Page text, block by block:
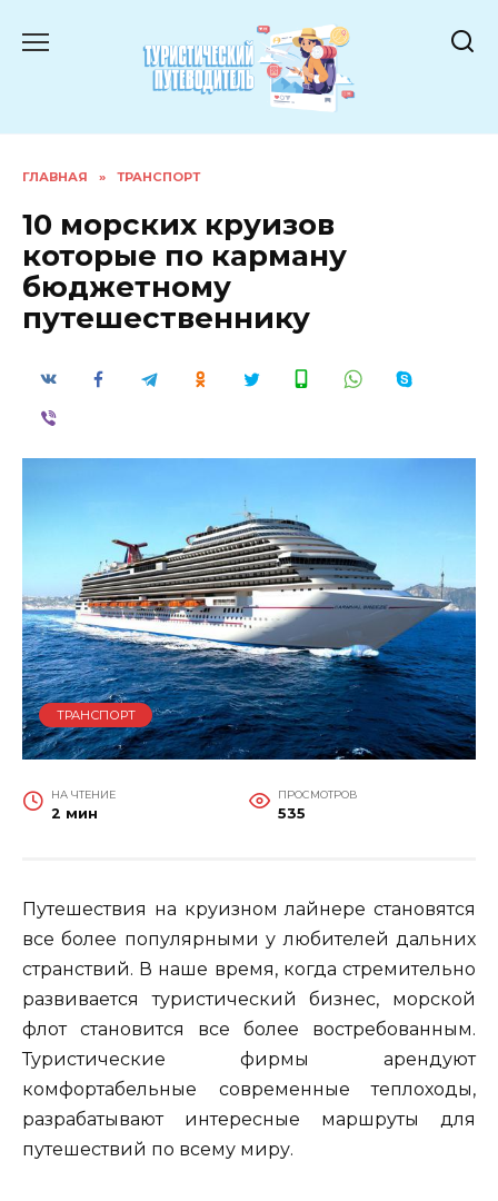
ГЛАВНАЯ » ТРАНСПОРТ
10 морских круизов
которые по карману
бюджетному
путешественнику
ТРАНСПОРТ
НА ЧТЕНИЕ
2 мин
ПРОСМОТРОВ
535
Путешествия на круизном лайнере становятся
все более популярными у любителей дальних
странствий. В наше время, когда стремительно
развивается туристический бизнес, морской
флот становится все более востребованным.
Туристические фирмы арендуют
комфортабельные современные теплоходы,
разрабатывают интересные маршруты для
путешествий по всему миру.